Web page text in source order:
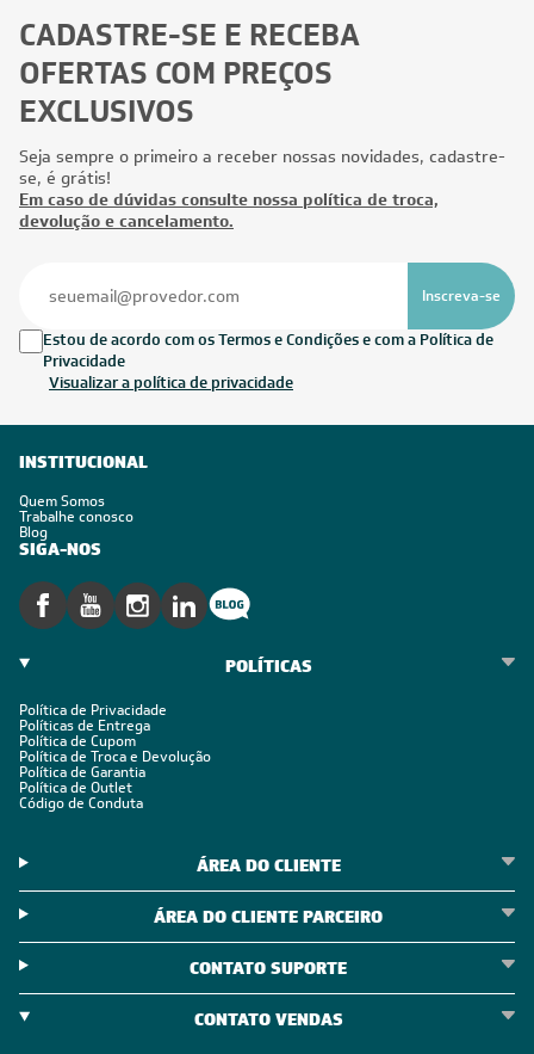
CADASTRE-SE E RECEBA
OFERTAS COM PREÇOS
EXCLUSIVOS
Seja sempre o primeiro a receber nossas novidades, cadastre-
se, é grátis!
Em caso de dúvidas consulte nossa política de troca,
devolução e cancelamento.
Inscreva-se
Estou de acordo com os Termos e Condições e com a Política de
Privacidade
Visualizar a política de privacidade
INSTITUCIONAL
Quem Somos
Trabalhe conosco
Blog
SIGA-NOS
POLÍTICAS
Política de Privacidade
Políticas de Entrega
Política de Cupom
Política de Troca e Devolução
Política de Garantia
Política de Outlet
Código de Conduta
ÁREA DO CLIENTE
ÁREA DO CLIENTE PARCEIRO
CONTATO SUPORTE
CONTATO VENDAS